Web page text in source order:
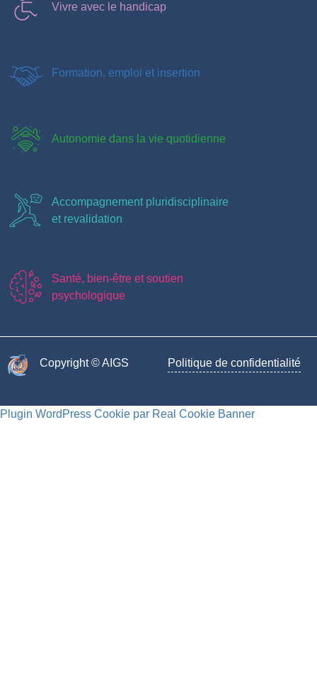
Vivre avec le handicap
Formation, emploi et insertion
Autonomie dans la vie quotidienne
Accompagnement pluridisciplinaire
et revalidation
Santé, bien-être et soutien
psychologique
Copyright © AIGS​ Politique de confidentialité
Plugin WordPress Cookie par Real Cookie Banner